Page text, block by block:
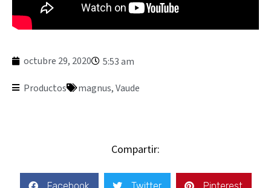
octubre 29, 2020 5:53 am
Productos magnus, Vaude
Compartir: